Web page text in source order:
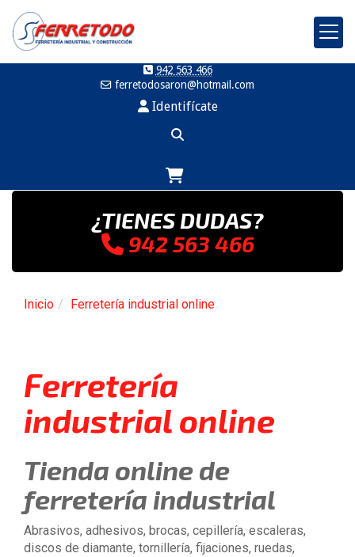
942 563 466
ferretodosaron
hotmail.com
Identifícate
¿TIENES DUDAS?
942 563 466
Inicio Ferretería industrial online
Ferretería
industrial online
Tienda online de
ferretería industrial
Abrasivos, adhesivos, brocas, cepillería, escaleras,
discos de diamante, tornillería, fijaciones, ruedas,